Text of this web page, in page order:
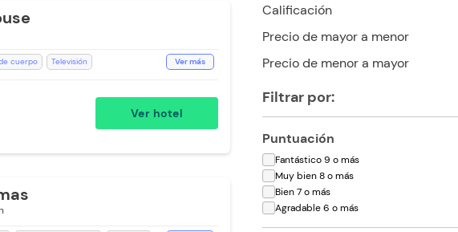
cuerpo
Televisión
Baño Privado
Ver más
Ver hotel
Calificación
Precio de mayor a menor
Precio de menor a mayor
Filtrar por:
Puntuación
Fantástico 9 o más
Muy bien 8 o más
Bien 7 o más
Agradable 6 o más